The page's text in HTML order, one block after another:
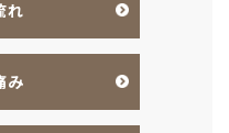
れ
み